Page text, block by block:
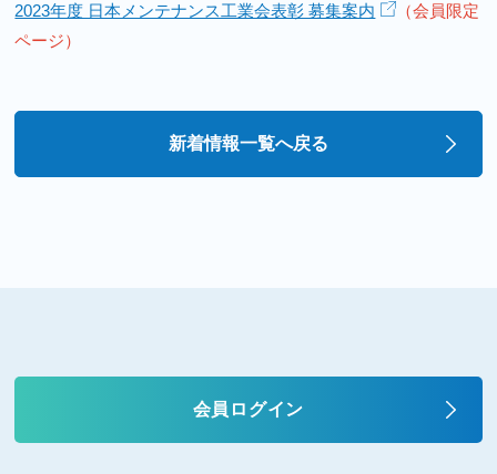
2023年度 日本メンテナンス工業会表彰 募集案内
（会員限定
ページ）
新着情報一覧へ戻る
会員ログイン